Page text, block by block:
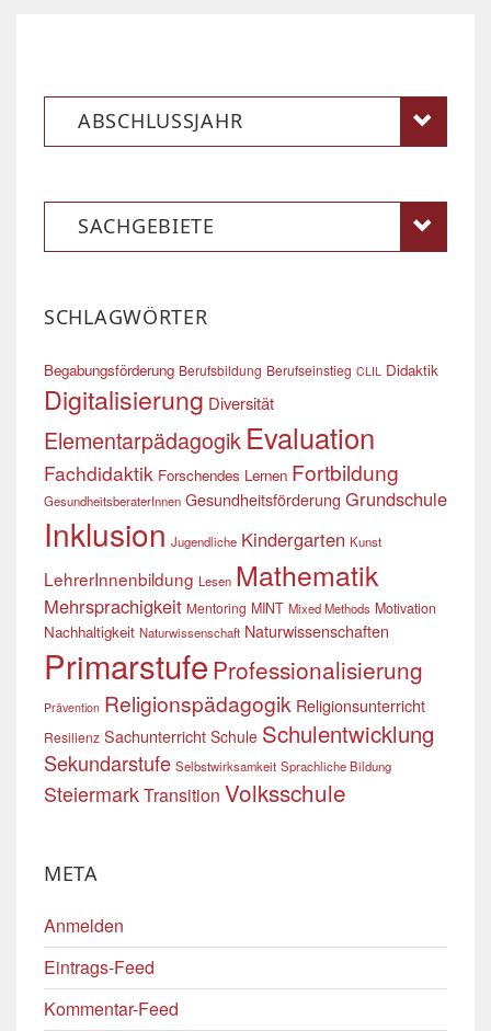
ABSCHLUSSJAHR
SACHGEBIETE
SCHLAGWÖRTER
Begabungsförderung Berufsbildung Berufseinstieg CLIL Didaktik
Digitalisierung Diversität
Elementarpädagogik Evaluation
Fachdidaktik Forschendes Lernen Fortbildung
GesundheitsberaterInnen Gesundheitsförderung Grundschule
Inklusion Jugendliche Kindergarten Kunst
LehrerInnenbildung Lesen Mathematik
Mehrsprachigkeit Mentoring MINT Mixed Methods Motivation
Nachhaltigkeit Naturwissenschaft Naturwissenschaften
Primarstufe Professionalisierung
Prävention Religionspädagogik Religionsunterricht
Resilienz Sachunterricht Schule Schulentwicklung
Sekundarstufe Selbstwirksamkeit Sprachliche Bildung
SteiermarkTransition Volksschule
META
Anmelden
Eintrags-Feed
Kommentar-Feed